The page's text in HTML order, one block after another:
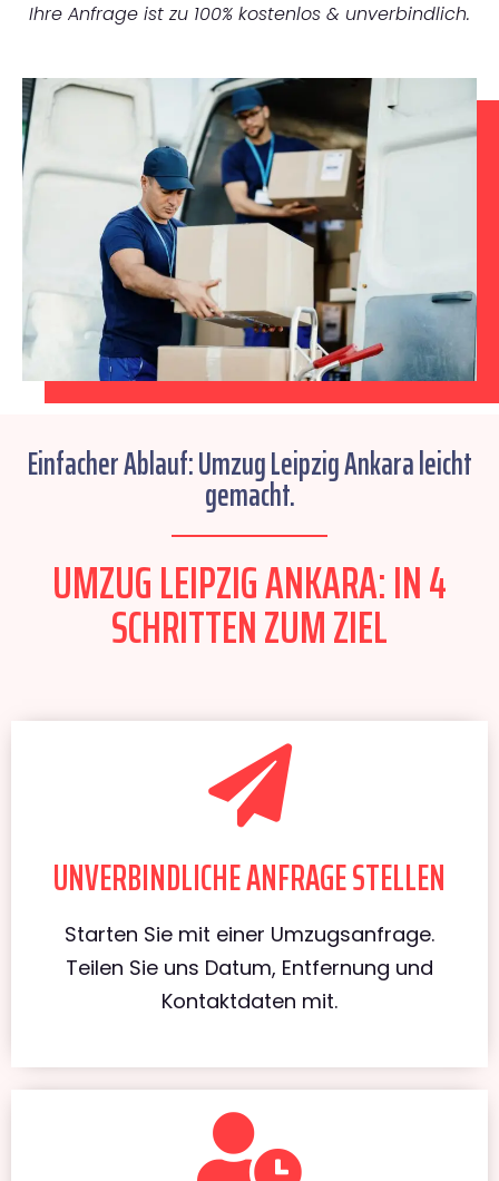
Ihre Anfrage ist zu 100% kostenlos & unverbindlich.
Einfacher Ablauf: Umzug Leipzig Ankara leicht
gemacht.
UMZUG LEIPZIG ANKARA: IN 4
SCHRITTEN ZUM ZIEL
UNVERBINDLICHE ANFRAGE STELLEN
Starten Sie mit einer Umzugsanfrage.
Teilen Sie uns Datum, Entfernung und
Kontaktdaten mit.